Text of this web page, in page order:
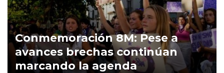
Conmemoración 8M: Pese a
avances brechas continúan
marcando la agenda